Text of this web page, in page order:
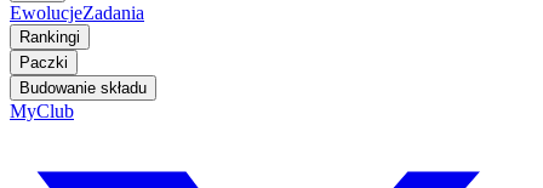
EwolucjeZadania
Rankingi
Paczki
Budowanie składu
MyClub